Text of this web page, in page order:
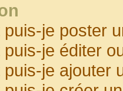
puis-je poster
puis-je éditer
puis-je ajouter